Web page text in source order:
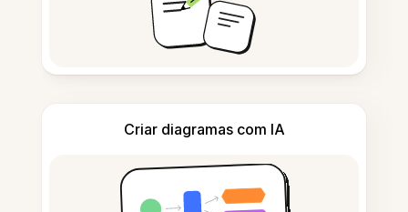
Criar diagramas com IA